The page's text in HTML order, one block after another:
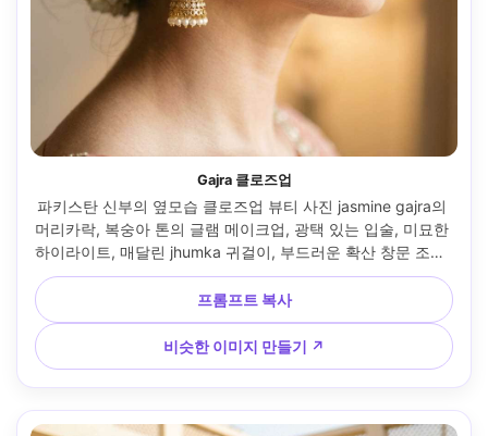
Gajra 클로즈업
파키스탄 신부의 옆모습 클로즈업 뷰티 사진 jasmine gajra의
머리카락, 복숭아 톤의 글램 메이크업, 광택 있는 입술, 미묘한
하이라이트, 매달린 jhumka 귀걸이, 부드러운 확산 창문 조명,
85mm 인물 렌즈, 크리미한 배경 보케, 사실적인 피부 질감과
미세한 머리 디테일 --ar 4:5
프롬프트 복사
비슷한 이미지 만들기 ↗